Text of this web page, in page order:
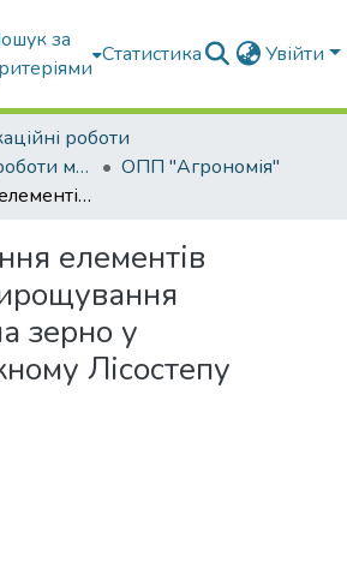
за
Статистика Увійти
роботи
Кваліфікаційні роботи магістрів
ОПП "Агрономія"
Удосконалення елементів технології вирощування кукурудзи на зерно у Правобережному Лісостепу України
елементів
зерно у
Лісостепу